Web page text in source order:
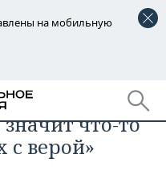
на мобильную
что их веру
что-то
с верой»